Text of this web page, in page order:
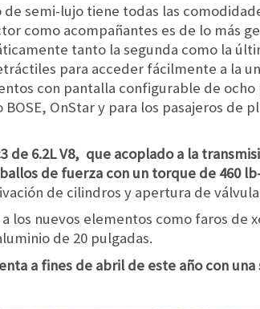
semi-lujo tiene todas las
como acompañantes es de lo más
tanto la segunda como la
para acceder fácilmente a la
con pantalla configurable de ocho
OnStar y para los pasajeros de
de 6.2L V8, que acoplado a la
de fuerza con un torque de 460
de cilindros y apertura de
los nuevos elementos como faros de
de 20 pulgadas.
a fines de abril de este año con